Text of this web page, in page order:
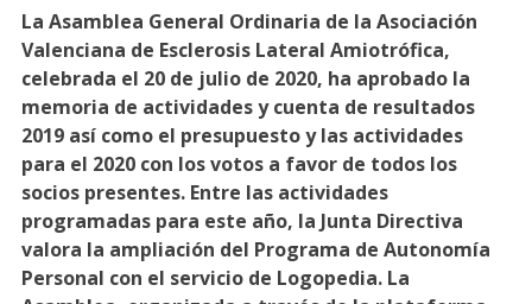
La Asamblea General Ordinaria de la Asociación
Valenciana de Esclerosis Lateral Amiotrófica,
celebrada el 20 de julio de 2020, ha aprobado la
memoria de actividades y cuenta de resultados
2019 así como el presupuestoy las actividades
para el 2020 con los votos a favor de todos los
socios presentes. Entre las actividades
programadas para este año, la Junta Directiva
valora la ampliación del Programa de Autonomía
Personal con el servicio de Logopedia. La